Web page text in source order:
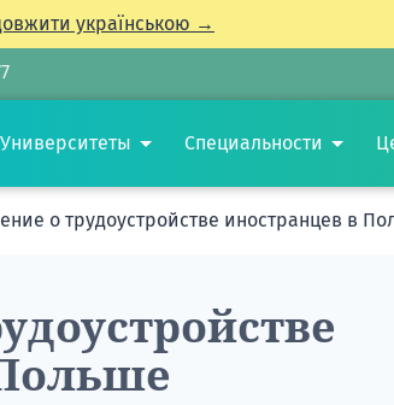
українською →
Университеты Специальности
о трудоустройстве иностранцев в